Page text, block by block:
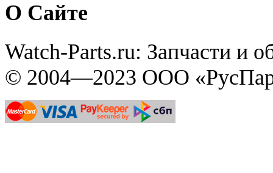
О Сайте
Watch-Parts.ru: Запчасти и
© 2004—2023 ООО